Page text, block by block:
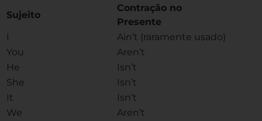
Sujeito
Contração no
Presente
I
Ain’t (raramente usado)
You
Aren’t
He
Isn’t
She
Isn’t
It
Isn’t
We
Aren’t